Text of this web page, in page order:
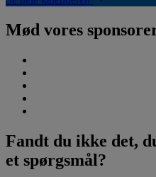
Mød vores
Fandt du ikke det,
et spørgsmål?